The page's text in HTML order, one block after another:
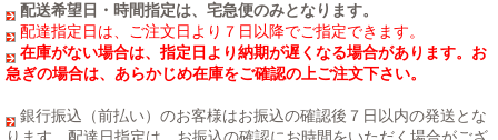
配送希望日・時間指定は、宅急便のみとなります。
配達指定日は、ご注文日より７日以降でご指定できます。
在庫がない場合は、指定日より納期が遅くなる場合があります。お
急ぎの場合は、あらかじめ在庫をご確認の上ご注文下さい。
銀行振込（前払い）のお客様はお振込の確認後７日以内の発送とな